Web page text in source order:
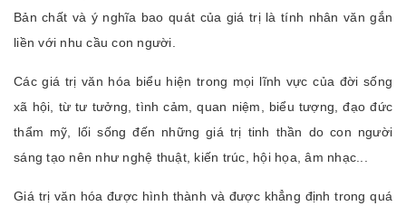
Bản chất và ý nghĩa bao quát của giá trị là tính nhân văn gắn
liền với nhu cầu con người.
Các giá trị văn hóa biểu hiện trong mọi lĩnh vực của đời sống
xã hội, từ tư tưởng, tình cảm, quan niệm, biểu tượng, đạo đức
thẩm mỹ, lối sống đến những giá trị tinh thần do con người
sáng tạo nên như nghệ thuật, kiến trúc, hội họa, âm nhạc...
Giá trị văn hóa được hình thành và được khẳng định trong quá